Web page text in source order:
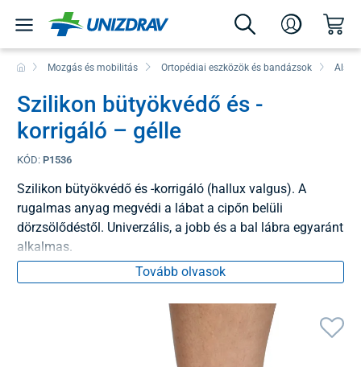
Mozgás és mobilitás Ortopédiai eszközök és bandázsok Alsó
Szilikon bütyökvédő és -
korrigáló – gélle
KÓD: P1536
Szilikon bütyökvédő és -korrigáló (hallux valgus). A
rugalmas anyag megvédi a lábat a cipőn belüli
dörzsölődéstől. Univerzális, a jobb és a bal lábra egyaránt
alkalmas.
Tovább olvasok